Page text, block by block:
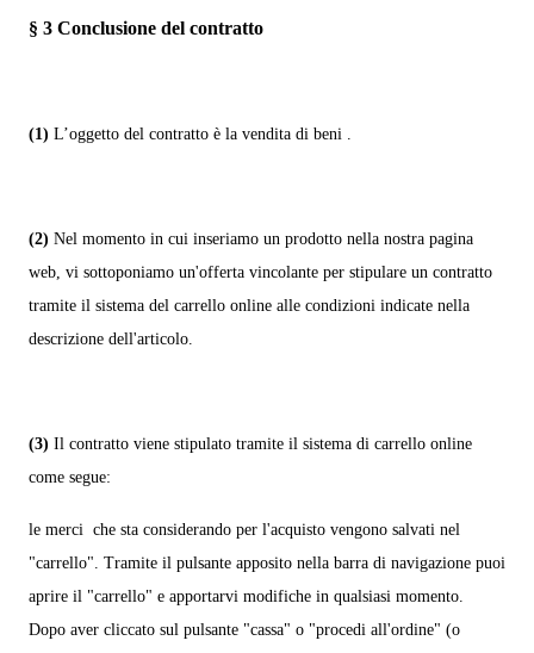
§ 3 Conclusione del contratto
(1) L’oggetto del contratto è la vendita di beni .
(2) Nel momento in cui inseriamo un prodotto nella nostra pagina
web, vi sottoponiamo un'offerta vincolante per stipulare un contratto
tramite il sistema del carrello online alle condizioni indicate nella
descrizione dell'articolo.
(3) Il contratto viene stipulato tramite il sistema di carrello online
come segue:
le merci che sta considerando per l'acquisto vengono salvati nel
"carrello". Tramite il pulsante apposito nella barra di navigazione puoi
aprire il "carrello" e apportarvi modifiche in qualsiasi momento.
Dopo aver cliccato sul pulsante "cassa" o "procedi all'ordine" (o